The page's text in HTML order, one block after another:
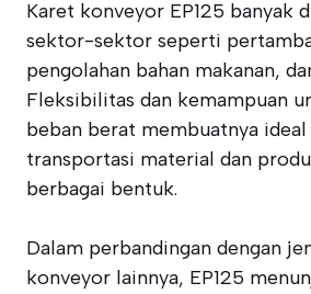
Karet konveyor EP125 banyak
sektor-sektor seperti
pengolahan bahan makanan,
Fleksibilitas dan kemampuan
beban berat membuatnya
transportasi material dan
berbagai bentuk.
Dalam perbandingan dengan
konveyor lainnya, EP125